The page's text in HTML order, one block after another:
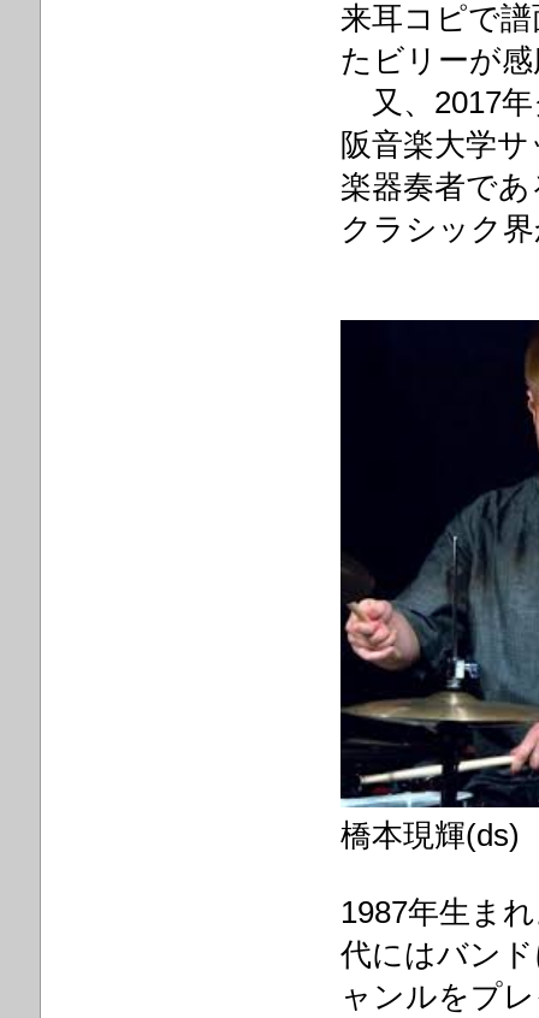
来耳コピで
たビリーが
又、2017年
阪音楽大学
楽器奏者で
クラシック
橋本現輝(ds)
1987年生ま
代にはバン
ャンルをプ